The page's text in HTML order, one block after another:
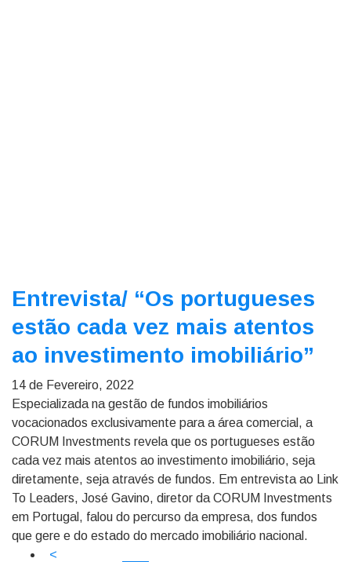
Entrevista/ “Os portugueses
estão cada vez mais atentos
ao investimento imobiliário”
14 de Fevereiro, 2022
Especializada na gestão de fundos imobiliários
vocacionados exclusivamente para a área comercial, a
CORUM Investments revela que os portugueses estão
cada vez mais atentos ao investimento imobiliário, seja
diretamente, seja através de fundos. Em entrevista ao Link
To Leaders, José Gavino, diretor da CORUM Investments
em Portugal, falou do percurso da empresa, dos fundos
que gere e do estado do mercado imobiliário nacional.
<